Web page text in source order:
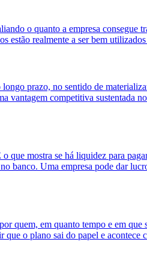
o quanto a empresa consegue
estão realmente a ser bem
prazo, no sentido de
vantagem competitiva sustentada
mostra se há liquidez para
Uma empresa pode dar
em quanto tempo e em que
o plano sai do papel e acontece